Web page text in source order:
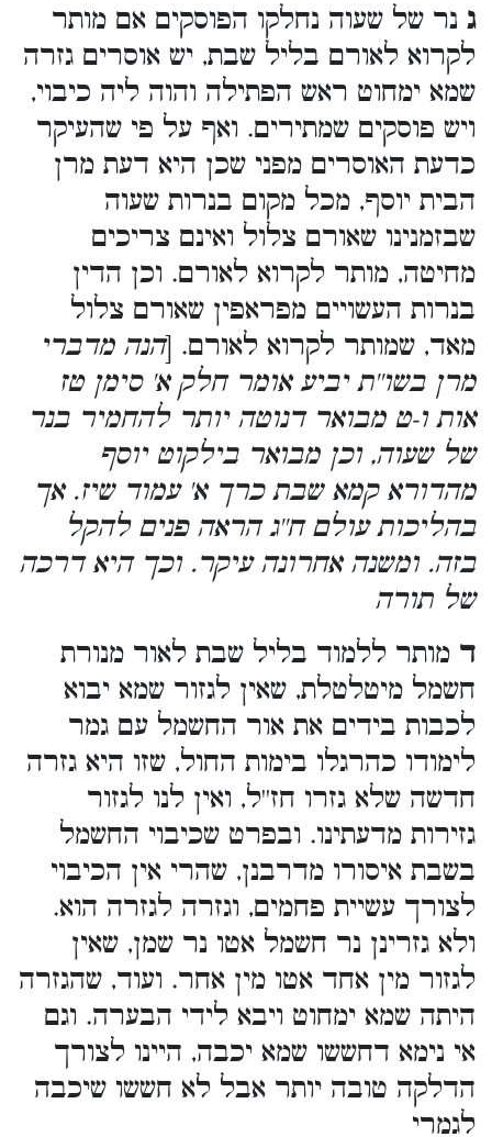
ג נר של שעוה נחלקו הפוסקים אם מותר
לקרוא לאורם בליל שבת, יש אוסרים גזרה
שמא ימחוט ראש הפתילה והוה ליה כיבוי,
ויש פוסקים שמתירים. ואף על פי שהעיקר
כדעת האוסרים מפני שכן היא דעת מרן
הבית יוסף, מכל מקום בנרות שעוה
שבזמנינו שאורם צלול ואינם צריכים
מחיטה, מותר לקרוא לאורם. וכן הדין
בנרות העשויים מפראפין שאורם צלול
מאד, שמותר לקרוא לאורם. [הנה מדברי
מרן בשו''ת יביע אומר חלק א' סימן טז
אות ו-ט מבואר דנוטה יותר להחמיר בנר
של שעוה, וכן מבואר בילקוט יוסף
מהדורא קמא שבת כרך א' עמוד שיז. אך
בהליכות עולם ח''ג הראה פנים להקל
בזה. ומשנה אחרונה עיקר. וכך היא דרכה
של תורה
ד מותר ללמוד בליל שבת לאור מנורת
חשמל מיטלטלת, שאין לגזור שמא יבוא
לכבות בידים את אור החשמל עם גמר
לימודו כהרגלו בימות החול, שזו היא גזרה
חדשה שלא גזרו חז''ל, ואין לנו לגזור
גזירות מדעתינו. ובפרט שכיבוי החשמל
בשבת איסורו מדרבנן, שהרי אין הכיבוי
לצורך עשיית פחמים, וגזרה לגזרה הוא.
ולא גזרינן נר חשמל אטו נר שמן, שאין
לגזור מין אחד אטו מין אחר. ועוד, שהגזרה
היתה שמא ימחוט ויבא לידי הבערה. וגם
אי נימא דחששו שמא יכבה, היינו לצורך
הדלקה טובה יותר אבל לא חששו שיכבה
לגמרי